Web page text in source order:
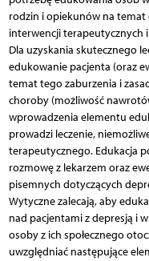
rodzin i opiekunów na temat
interwencji terapeutycznych i
Dla uzyskania skutecznego
edukowanie pacjenta (oraz
temat tego zaburzenia i
choroby (możliwość
wprowadzenia elementu
prowadzi leczenie,
terapeutycznego. Edukacja
rozmowę z lekarzem oraz
pisemnych dotyczących
Wytyczne zalecają, aby
nad pacjentami z depresją i
osoby z ich społecznego
uwzględniać następujące